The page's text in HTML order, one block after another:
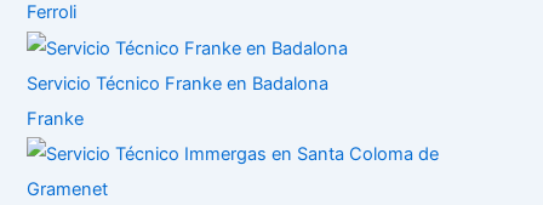
Ferroli
Servicio Técnico Franke en Badalona
Franke